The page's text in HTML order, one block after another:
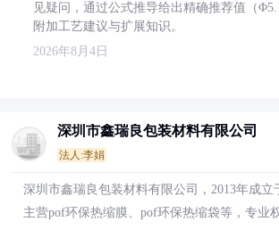
见疑问，通过公式推导给出精确推荐值（
附加工艺建议与扩展知识。
2026年8月4日
深圳市鑫瑞良包装材料有限公司
法人:李娟
深圳市鑫瑞良包装材料有限公司，2013年成立
主营pof环保热缩膜、pof环保热缩袋等，专业